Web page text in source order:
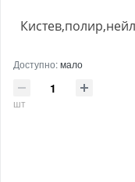
Доступно:мало
шт